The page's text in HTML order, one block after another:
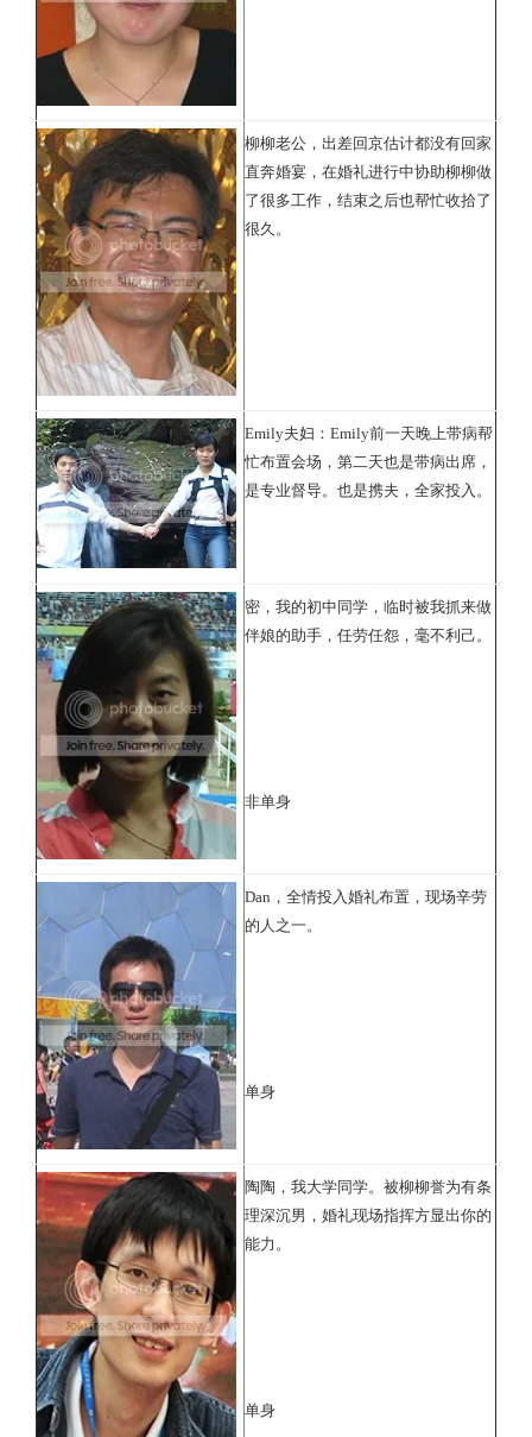
柳柳老公，出差回京估计都没有回家
直奔婚宴，在婚礼进行中协助柳柳做
了很多工作，结束之后也帮忙收拾了
很久。
Emily夫妇：Emily前一天晚上带病帮
忙布置会场，第二天也是带病出席，
是专业督导。也是携夫，全家投入。
密，我的初中同学，临时被我抓来做
伴娘的助手，任劳任怨，毫不利己。
非单身
Dan，全情投入婚礼布置，现场辛劳
的人之一。
单身
陶陶，我大学同学。被柳柳誉为有条
理深沉男，婚礼现场指挥方显出你的
能力。
单身